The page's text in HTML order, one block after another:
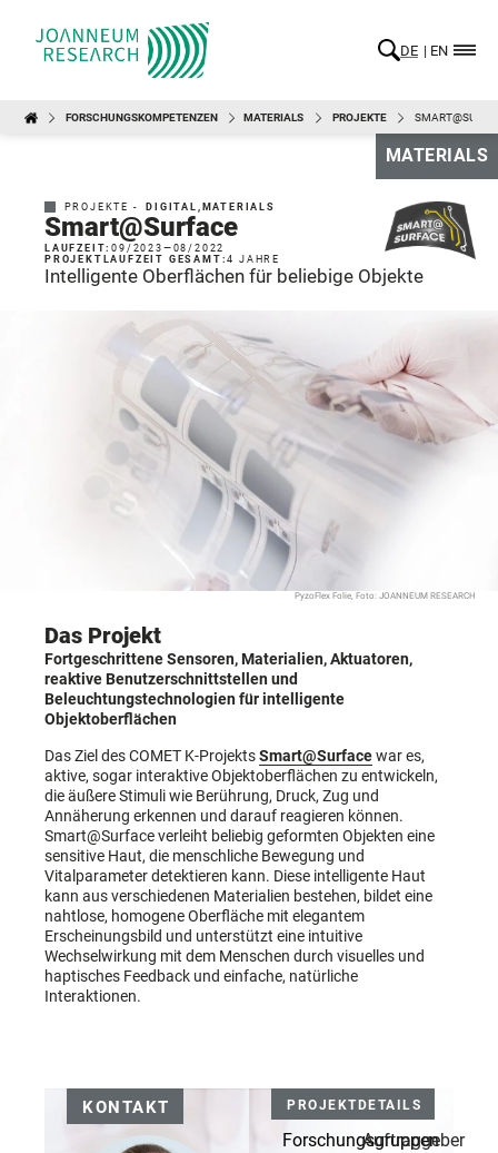
DE EN
FORSCHUNGSKOMPETENZEN MATERIALS PROJEKTE
MATERIALS
PROJEKTE - DIGITAL MATERIALS
Smart@Surface
LAUFZEIT:09/2023 — 08/2022
PROJEKTLAUFZEIT GESAMT:4 JAHRE
Intelligente Oberflächen für beliebige Objekte
PyzoFlex Folie, Foto: JOANNEUM RESEARCH
Das Projekt
Fortgeschrittene Sensoren, Materialien, Aktuatoren,
reaktive Benutzerschnittstellen und
Beleuchtungstechnologien für intelligente
Objektoberflächen
Das Ziel des COMET K-ProjektsSmart@Surfacewar es,
aktive, sogar interaktive Objektoberflächen zu entwickeln,
die äußere Stimuli wie Berührung, Druck, Zug und
Annäherung erkennen und darauf reagieren können.
Smart@Surface verleiht beliebig geformten Objekten eine
sensitive Haut, die menschliche Bewegung und
Vitalparameter detektieren kann. Diese intelligente Haut
kann aus verschiedenen Materialien bestehen, bildet eine
nahtlose, homogene Oberfläche mit elegantem
Erscheinungsbild und unterstützt eine intuitive
Wechselwirkung mit dem Menschen durch visuelles und
haptisches Feedback und einfache, natürliche
Interaktionen.
KONTAKT PROJEKTDETAILS
Forschungsgruppen
Auftraggeber